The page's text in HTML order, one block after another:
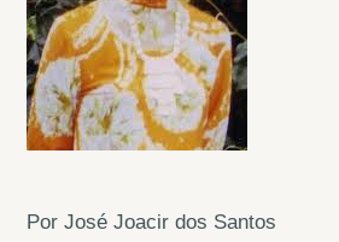
Por José Joacir dos Santos